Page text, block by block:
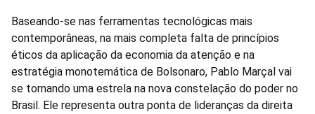
Baseando-se nas ferramentas tecnológicas mais
contemporâneas, na mais completa falta de princípios
éticos da aplicação da economia da atenção e na
estratégia monotemática de Bolsonaro, Pablo Marçal vai
se tornando uma estrela na nova constelação do poder no
Brasil. Ele representa outra ponta de lideranças da direita